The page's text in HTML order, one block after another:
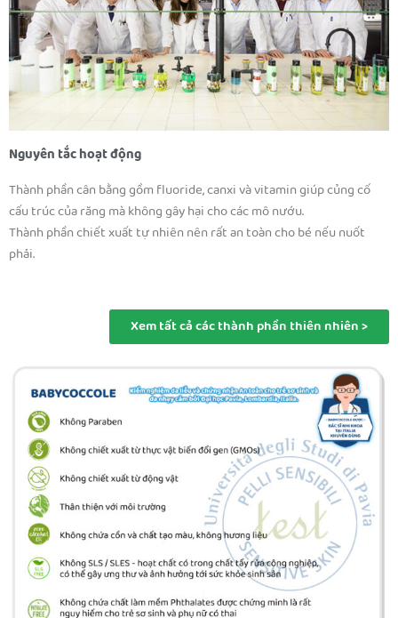
Nguyên tắc hoạt động
Thành phần cân bằng gồm fluoride, canxi và vitamin giúp củng cố
cấu trúc của răng mà không gây hại cho các mô nướu.
Thành phần chiết xuất tự nhiên nên rất an toàn cho bé nếu nuốt
phải.
Xem tất cả các thành phần thiên nhiên >